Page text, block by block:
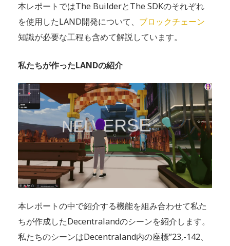
本レポートではThe BuilderとThe SDKのそれぞれ
を使用したLAND開発について、 ブロックチェーン
知識が必要な工程も含めて解説しています。
私たちが作ったLANDの紹介
本レポートの中で紹介する機能を組み合わせて私た
ちが作成したDecentralandのシーンを紹介します。
私たちのシーンはDecentraland内の座標”23,-142、